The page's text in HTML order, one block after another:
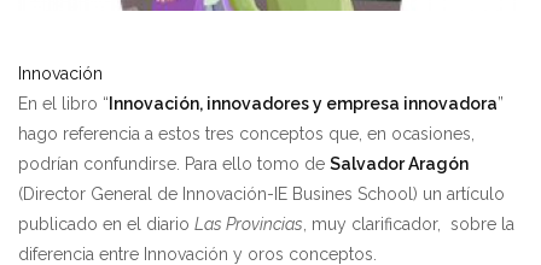
Innovación
En el libro “ Innovación, innovadores y empresa innovadora”
hago referencia a estos tres conceptos que, en ocasiones,
podrían confundirse. Para ello tomo de Salvador Aragón
(Director General de Innovación-IE Busines School) un artículo
publicado en el diario Las Provincias , muy clarificador, sobre la
diferencia entre Innovación y oros conceptos.